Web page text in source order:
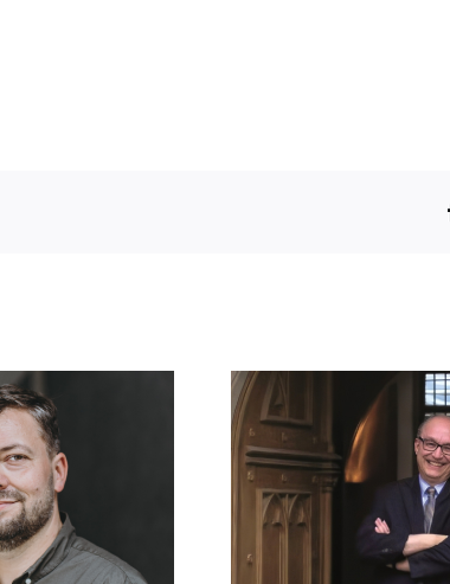
Stefan Rhein